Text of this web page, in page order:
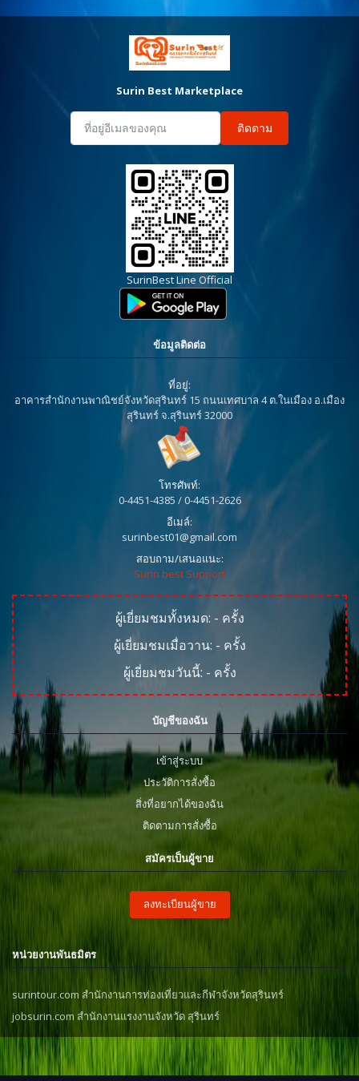
Surin Best Marketplace
ติดตาม
SurinBest Line Official
ข้อมูลติดต่อ
ที่อยู่:
อาคารสำนักงานพาณิชย์จังหวัดสุรินทร์ 15 ถนนเทศบาล 4 ต.ในเมือง อ.เมือง
สุรินทร์ จ.สุรินทร์ 32000
โทรศัพท์:
0-4451-4385 / 0-4451-2626
อีเมล์:
surinbest01@gmail.com
สอบถาม/เสนอแนะ:
Surin best Support
ผู้เยี่ยมชมทั้งหมด: - ครั้ง
ผู้เยี่ยมชมเมื่อวาน: - ครั้ง
ผู้เยี่ยมชมวันนี้: - ครั้ง
บัญชีของฉัน
เข้าสู่ระบบ
ประวัติการสั่งซื้อ
สิ่งที่อยากได้ของฉัน
ติดตามการสั่งซื้อ
สมัครเป็นผู้ขาย
ลงทะเบียนผู้ขาย
หน่วยงานพันธมิตร
surintour.com สำนักงานการท่องเที่ยวและกีฬาจังหวัดสุรินทร์
jobsurin.com สำนักงานแรงงานจังหวัด สุรินทร์